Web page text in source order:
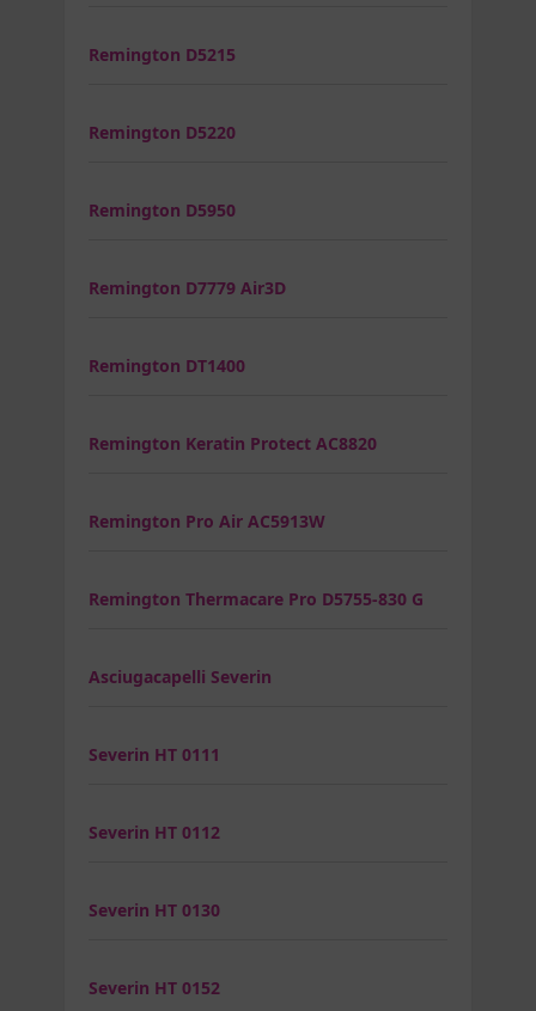
Remington D5215
Remington D5220
Remington D5950
Remington D7779 Air3D
Remington DT1400
Remington Keratin Protect AC8820
Remington Pro Air AC5913W
Remington Thermacare Pro D5755-830 G
Asciugacapelli Severin
Severin HT 0111
Severin HT 0112
Severin HT 0130
Severin HT 0152